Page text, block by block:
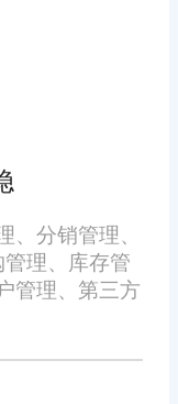
库存异
一旦出
化库存
次库存
订单，
论是正
、分销管理、
理、库存管
管理、第三方